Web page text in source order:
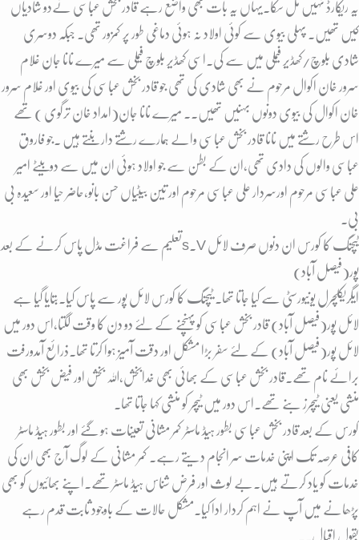
یہ ریکارڈ نہیں مل سکا۔یہاں یہ بات بھی واضع رہے قادر بخش عباسی نےدو شادیاں
کیں تھیں۔ پہلی بیوی سے کوئی اولاد نہ ہوئی دماغی طور پر کمزور تھی۔ جبکہ دوسری
شادی بلوچ/کھڈیر فیملی میں سے کی۔اسی کھڈیر بلوچ فیملی سے میرے نانا جان غلام
سرور خان اکوال مرحوم نے بھی شادی کی تھی جو قادر بخش عباسی کی بیوی اور غلام سرور
خان اکوال کی بیوی دونوں بہنیں تھیں۔۔ میرے نانا جان(امداد خان ترگوی ) تھے
اس طرح رشتے میں نانا قادر بخش عباسی والے ہمارے رشتے دار بنتے ہیں ۔جو فاروق
عباسی والوں کی دادی تھی،ان کے بطن سے جو اولاد ہوئی ان میں سے دوبیٹے امیر
علی عباسی مرحوم اورسردار علی عباسی مرحوم اور تین بیٹیاں حسن بانو،حاضر حیا اور سعیدہ بی
بی۔
تعلیم سے فراغت مڈل پاس کرنے کے بعدs.v ٹیچنگ کا کورس ان دنوں صرف لائل
پور(فیصل آباد)
ایگریکلچرل یونیورسٹی سے کیا جاتا تھا۔ ٹیچنگ کا کورس لائل پور سے پاس کیا۔بتایا گیا ہے
لائل پور(فیصل آباد) قادر بخش عباسی کو پہنچنے کے لئے دو دن کا وقت لگتا،اس دور میں
لائل پور(فیصل آباد) کے لئے سفر بڑا مشکل اور دقت آمیز ہوا کرتا تھا۔ذرائع آمدورفت
برائے نام تھے۔قادر بخش عباسی کے بھائی بھی خدابخش،اللہ بخش اور فیض بخش بھی
منشی یعنی ٹیچرز بنے تھے۔اس دور میں ٹیچر کو منشی کہا جاتا تھا۔
کورس کے بعد قادر بخش عباسی بطور ہیڈ ماسٹر کمر مشانی تعینات ہو گئے اور بطور ہیڈ ماسٹر
کافی عرصہ تک اپنی خدمات سر انجام دیتے رہے۔ کمر مشانی کے لوگ آج بھی ان کی
خدمات کو یاد کرتے ہیں۔بے لوث اور فرض شناس ہیڈ ماسٹر تھے۔اپنے بھائیوں کو بھی
پڑھانے میں آپ نے اہم کردار ادا کیا۔مشکل حالات کے باوجود ثابت قدم رہے
بقول اقبال۔۔